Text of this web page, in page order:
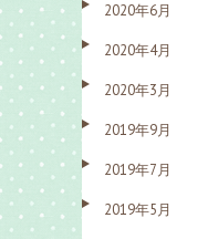
2020年6月
2020年4月
2020年3月
2019年9月
2019年7月
2019年5月